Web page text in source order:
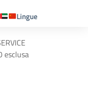
Lingue
esclusa